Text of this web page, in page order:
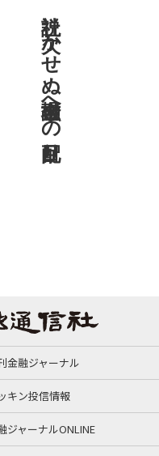
社説 欠かせぬ金融市場への目配り
金融ジャーナル
キン投信情報
ジャーナルONLINE